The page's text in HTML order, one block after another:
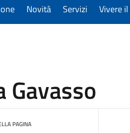
Novità Servizi Vivere
Gavasso
PAGINA